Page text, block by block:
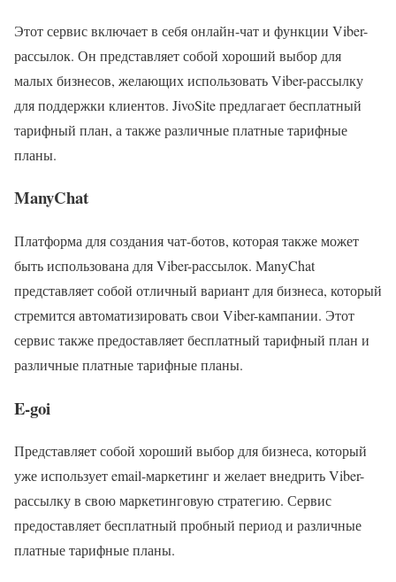
Этот сервис включает в себя онлайн-чат и функции Viber-
рассылок. Он представляет собой хороший выбор для
малых бизнесов, желающих использовать Viber-рассылку
для поддержки клиентов. JivoSite предлагает бесплатный
тарифный план, а также различные платные тарифные
планы.
ManyChat
Платформа для создания чат-ботов, которая также может
быть использована для Viber-рассылок. ManyChat
представляет собой отличный вариант для бизнеса, который
стремится автоматизировать свои Viber-кампании. Этот
сервис также предоставляет бесплатный тарифный план и
различные платные тарифные планы.
E-goi
Представляет собой хороший выбор для бизнеса, который
уже использует email-маркетинг и желает внедрить Viber-
рассылку в свою маркетинговую стратегию. Сервис
предоставляет бесплатный пробный период и различные
платные тарифные планы.